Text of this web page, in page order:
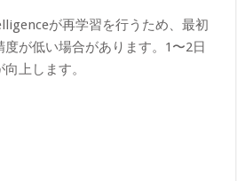
が再学習を行うため、最初
が低い場合があります。1〜2日
上します。